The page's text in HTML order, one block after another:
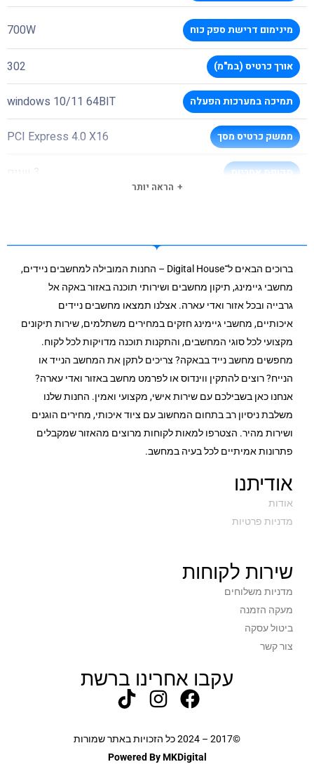
מינימום דרישת ספק כוח 700W
אורך כרטיס (במ"מ) 302
תמיכה במערכות הפעלה windows 10/11 64BIT
ממשק כרטיס מסך PCI Express 4.0 X16
תקופת אחריות 3 שנים
הראה יותר
ברוכים הבאים ל־Digital House – החנות המובילה למחשבים ניידים,
מחשבי גיימינג, תיקון מחשבים ושירותי תוכנה באזור באקה אל
גרבייה ובכל אזור ואדי עארה. אצלנו תמצאו מחשבים ניידים
איכותיים, מחשבי גיימינג חזקים במחירים משתלמים, שירות תיקונים
מקצועי לכל סוגי המחשבים, והתקנות תוכנה מדויקות לכל לקוח.
מחפשים מחשב נייד בבאקה? צריכים לתקן את המחשב הנייד או
הנייח? רוצים להתקין ווינדוס או לפרמט מחשב באזור ואדי עארה?
אנחנו כאן בשבילכם עם שירות אישי, מקצועי ואמין. החנות שלנו
משלבת ניסיון רב בתחום המחשוב עם ציוד איכותי, מחירים הוגנים
ושירות מהיר. הצטרפו למאות לקוחות מרוצים מהאזור שמקבלים
פתרונות אמיתיים לכל בעיה במחשב.
אודיתנו
אודות
מדניות פרטיות
שירות לקוחות
מדניות משלוחים
מעקה הזמנה
ביטול עסקה
צור קשר
עקבו אחרינו ברשת
©2017 – 2024 כל הזכויות באתר שמורות
Powered By MKDigital